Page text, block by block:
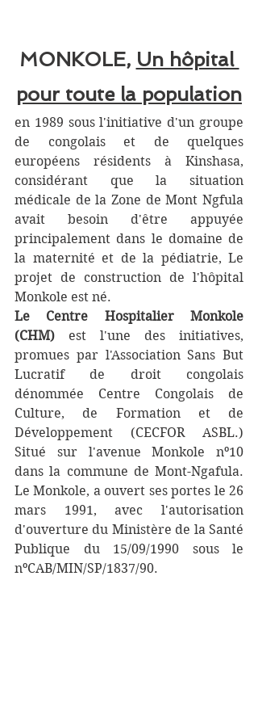
MONKOLE, Un hôpital
pour toute la population
en 1989 sous l'initiative d'un groupe
de congolais et de quelques
européens résidents à Kinshasa,
considérant que la situation
médicale de la Zone de Mont Ngfula
avait besoin d'être appuyée
principalement dans le domaine de
la maternité et de la pédiatrie, Le
projet de construction de l'hôpital
Monkole est né.
Le Centre Hospitalier Monkole
(CHM) est l'une des initiatives,
promues par l'Association Sans But
Lucratif de droit congolais
dénommée Centre Congolais de
Culture, de Formation et de
Développement (CECFOR ASBL.)
Situé sur l'avenue Monkole nº10
dans la commune de Mont-Ngafula.
Le Monkole, a ouvert ses portes le 26
mars 1991, avec l'autorisation
d'ouverture du Ministère de la Santé
Publique du 15/09/1990 sous le
nºCAB/MIN/SP/1837/90.